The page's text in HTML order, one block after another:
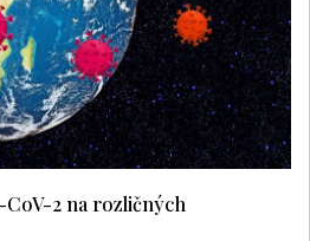
CoV-2 na rozličných